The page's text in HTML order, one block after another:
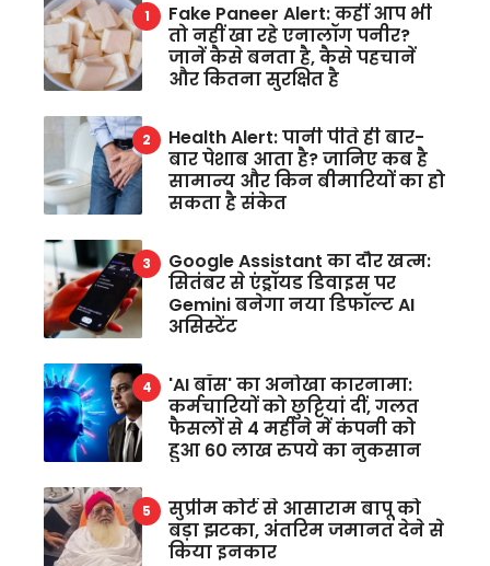
Fake Paneer Alert: कहीं आप भी
तो नहीं खा रहे एनालॉग पनीर?
जानें कैसे बनता है, कैसे पहचानें
और कितना सुरक्षित है
Health Alert: पानी पीते ही बार-
बार पेशाब आता है? जानिए कब है
सामान्य और किन बीमारियों का हो
सकता है संकेत
Google Assistant का दौर खत्म:
सितंबर से एंड्रॉयड डिवाइस पर
Gemini बनेगा नया डिफॉल्ट AI
असिस्टेंट
'AI बॉस' का अनोखा कारनामा:
कर्मचारियों को छुट्टियां दीं, गलत
फैसलों से 4 महीने में कंपनी को
हुआ 60 लाख रुपये का नुकसान
सुप्रीम कोर्ट से आसाराम बापू को
बड़ा झटका, अंतरिम जमानत देने से
किया इनकार